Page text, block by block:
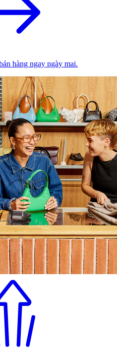
hàng ngay ngày mai.